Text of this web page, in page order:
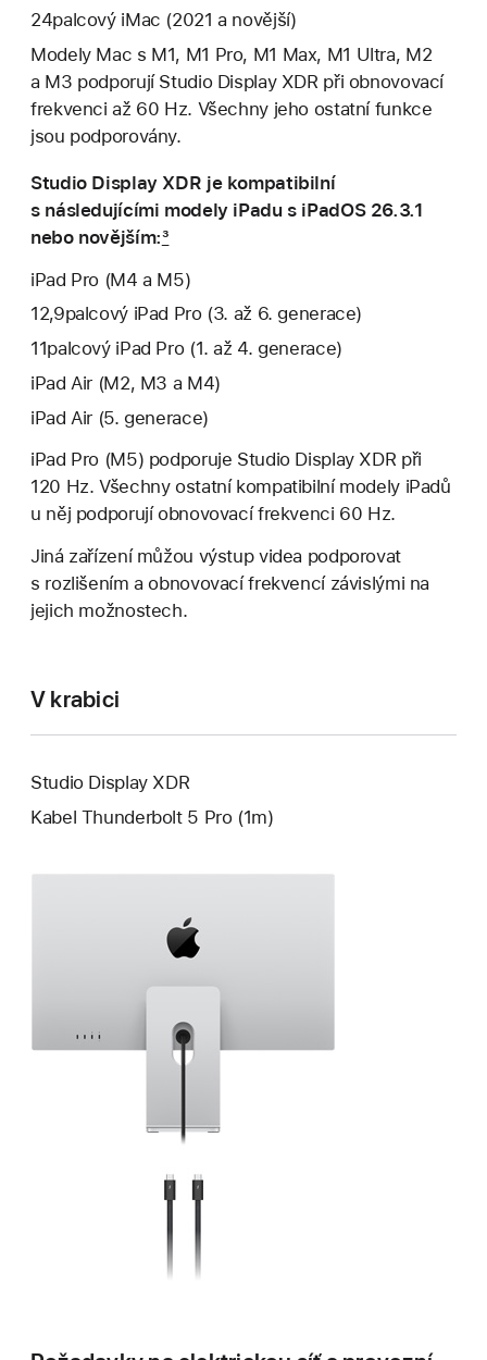
24palcový iMac (2021 a novější)
Modely Mac s M1, M1 Pro, M1 Max, M1 Ultra, M2
a M3 podporují Studio Display XDR při obnovovací
frekvenci až 60 Hz. Všechny jeho ostatní funkce
jsou podporovány.
Studio Display XDR je kompatibilní
s následujícími modely iPadu s iPadOS 26.3.1
nebo novějším:3
iPad Pro (M4 a M5)
12,9palcový iPad Pro (3. až 6. generace)
11palcový iPad Pro (1. až 4. generace)
iPad Air (M2, M3 a M4)
iPad Air (5. generace)
iPad Pro (M5) podporuje Studio Display XDR při
120 Hz. Všechny ostatní kompatibilní modely iPadů
u něj podporují obnovovací frekvenci 60 Hz.
Jiná zařízení můžou výstup videa podporovat
s rozlišením a obnovovací frekvencí závislými na
jejich možnostech.
V krabici
Studio Display XDR
Kabel Thunderbolt 5 Pro (1m)